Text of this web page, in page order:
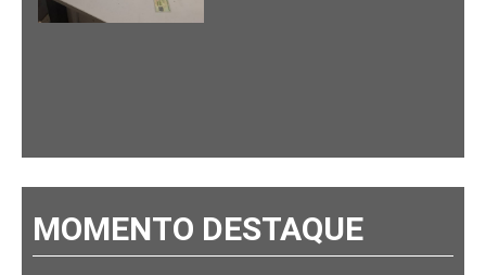
MOMENTO DESTAQUE